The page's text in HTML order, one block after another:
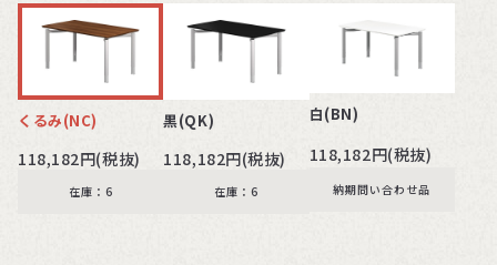
くるみ(NC)
118,182円(税抜)
在庫：6
黒(QK)
118,182円(税抜)
在庫：6
白(BN)
118,182円(税抜)
納期問い合わせ品